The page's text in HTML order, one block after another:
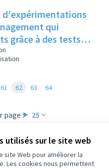
utilisés sur le site web
site Web pour améliorer la
Les cookies nous permettent
d'expérimentations
qui
grâce à des tests
jeux, food-
page : 25
61 62 63 64